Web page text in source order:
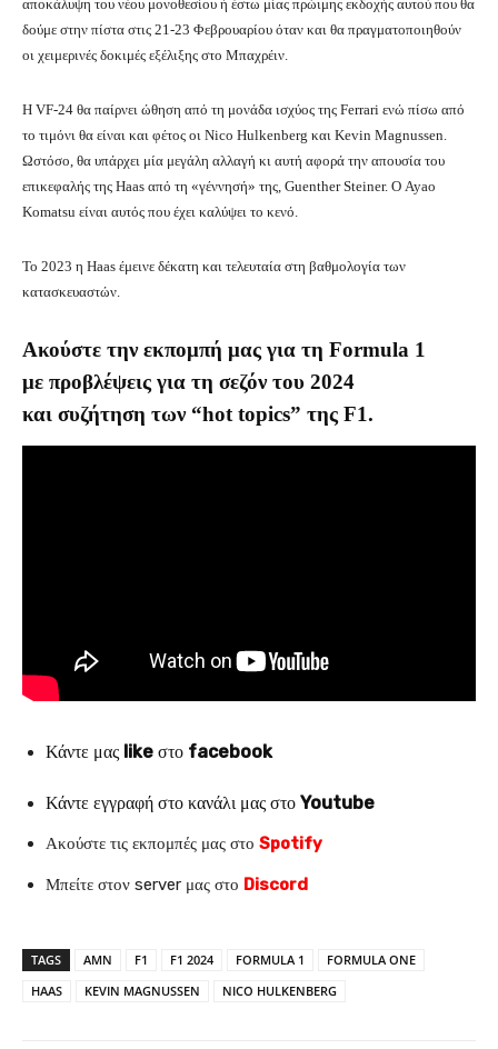
αποκάλυψη του νέου μονοθεσίου ή έστω μίας πρώιμης εκδοχής αυτού που θα
δούμε στην πίστα στις 21-23 Φεβρουαρίου όταν και θα πραγματοποιηθούν
οι χειμερινές δοκιμές εξέλιξης στο Μπαχρέιν.
Η VF-24 θα παίρνει ώθηση από τη μονάδα ισχύος της Ferrari ενώ πίσω από
το τιμόνι θα είναι και φέτος οι Nico Hulkenberg και Kevin Magnussen.
Ωστόσο, θα υπάρχει μία μεγάλη αλλαγή κι αυτή αφορά την απουσία του
επικεφαλής της Haas από τη «γέννησή» της, Guenther Steiner. Ο Ayao
Komatsu είναι αυτός που έχει καλύψει το κενό.
Το 2023 η Haas έμεινε δέκατη και τελευταία στη βαθμολογία των
κατασκευαστών.
Ακούστε την εκπομπή μας για τη Formula 1
με προβλέψεις για τη σεζόν του 2024
και συζήτηση των “hot topics” της F1.
Κάντε μας like στο facebook
Κάντε εγγραφή στο κανάλι μας στο Youtube
Ακούστε τις εκπομπές μας στο Spotify
Μπείτε στον server μας στο Discord
TAGS AMN F1 F1 2024 FORMULA 1
FORMULA ONE
HAAS
KEVIN MAGNUSSEN NICO HULKENBERG